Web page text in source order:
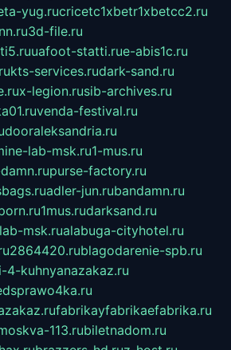
yug.rucricetc1xbetr1xbetcc2.ru
3d-file.ru
uafoot-statti.rue-abis1c.ru
kts-services.rudark-sand.ru
x-legion.rusib-archives.ru
venda-festival.ru
dooraleksandria.ru
lab-msk.ru1-mus.ru
purse-factory.ru
adler-jun.rubandamn.ru
1mus.rudarksand.ru
msk.rualabuga-cityhotel.ru
2864420.rublagodarenie-spb.ru
4-kuhnyanazakaz.ru
fabrikayfabrikaefabrika.ru
113.rubiletnadom.ru